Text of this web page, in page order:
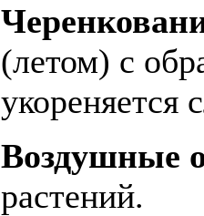
(летом) с
укореняется
Воздушные
растений.